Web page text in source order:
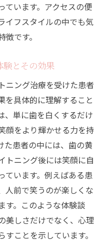
ています。アクセスの便
イフスタイルの中でも気
です。
験とその効果
ニング治療を受けた患者
を具体的に理解すること
、単に歯を白くするだけ
顔をより輝かせる力を持
た患者の中には、歯の黄
トニング後には笑顔に自
ています。例えばある患
人前で笑うのが楽しくな
す。このような体験談
美しさだけでなく、心理
ことを示しています。